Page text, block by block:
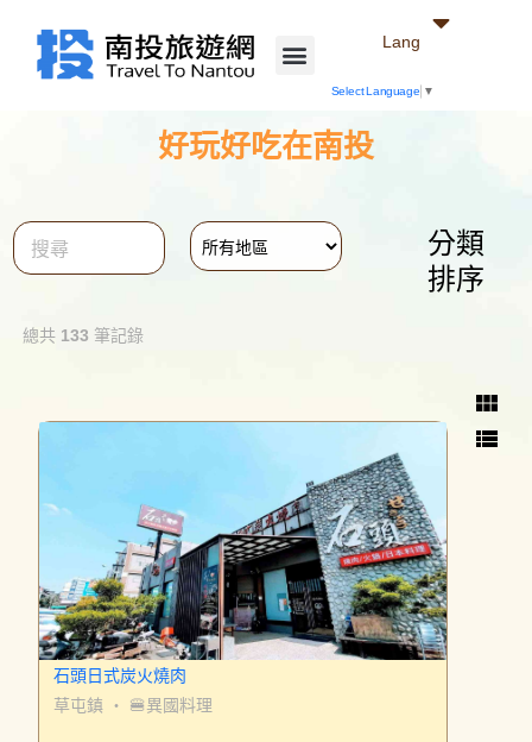
Lang
Select Language ▼
好玩好吃在南投
分類
排序
總共 133 筆記錄
view_module
view_list
石頭日式炭火燒肉
草屯鎮 ・ 🍔異國料理